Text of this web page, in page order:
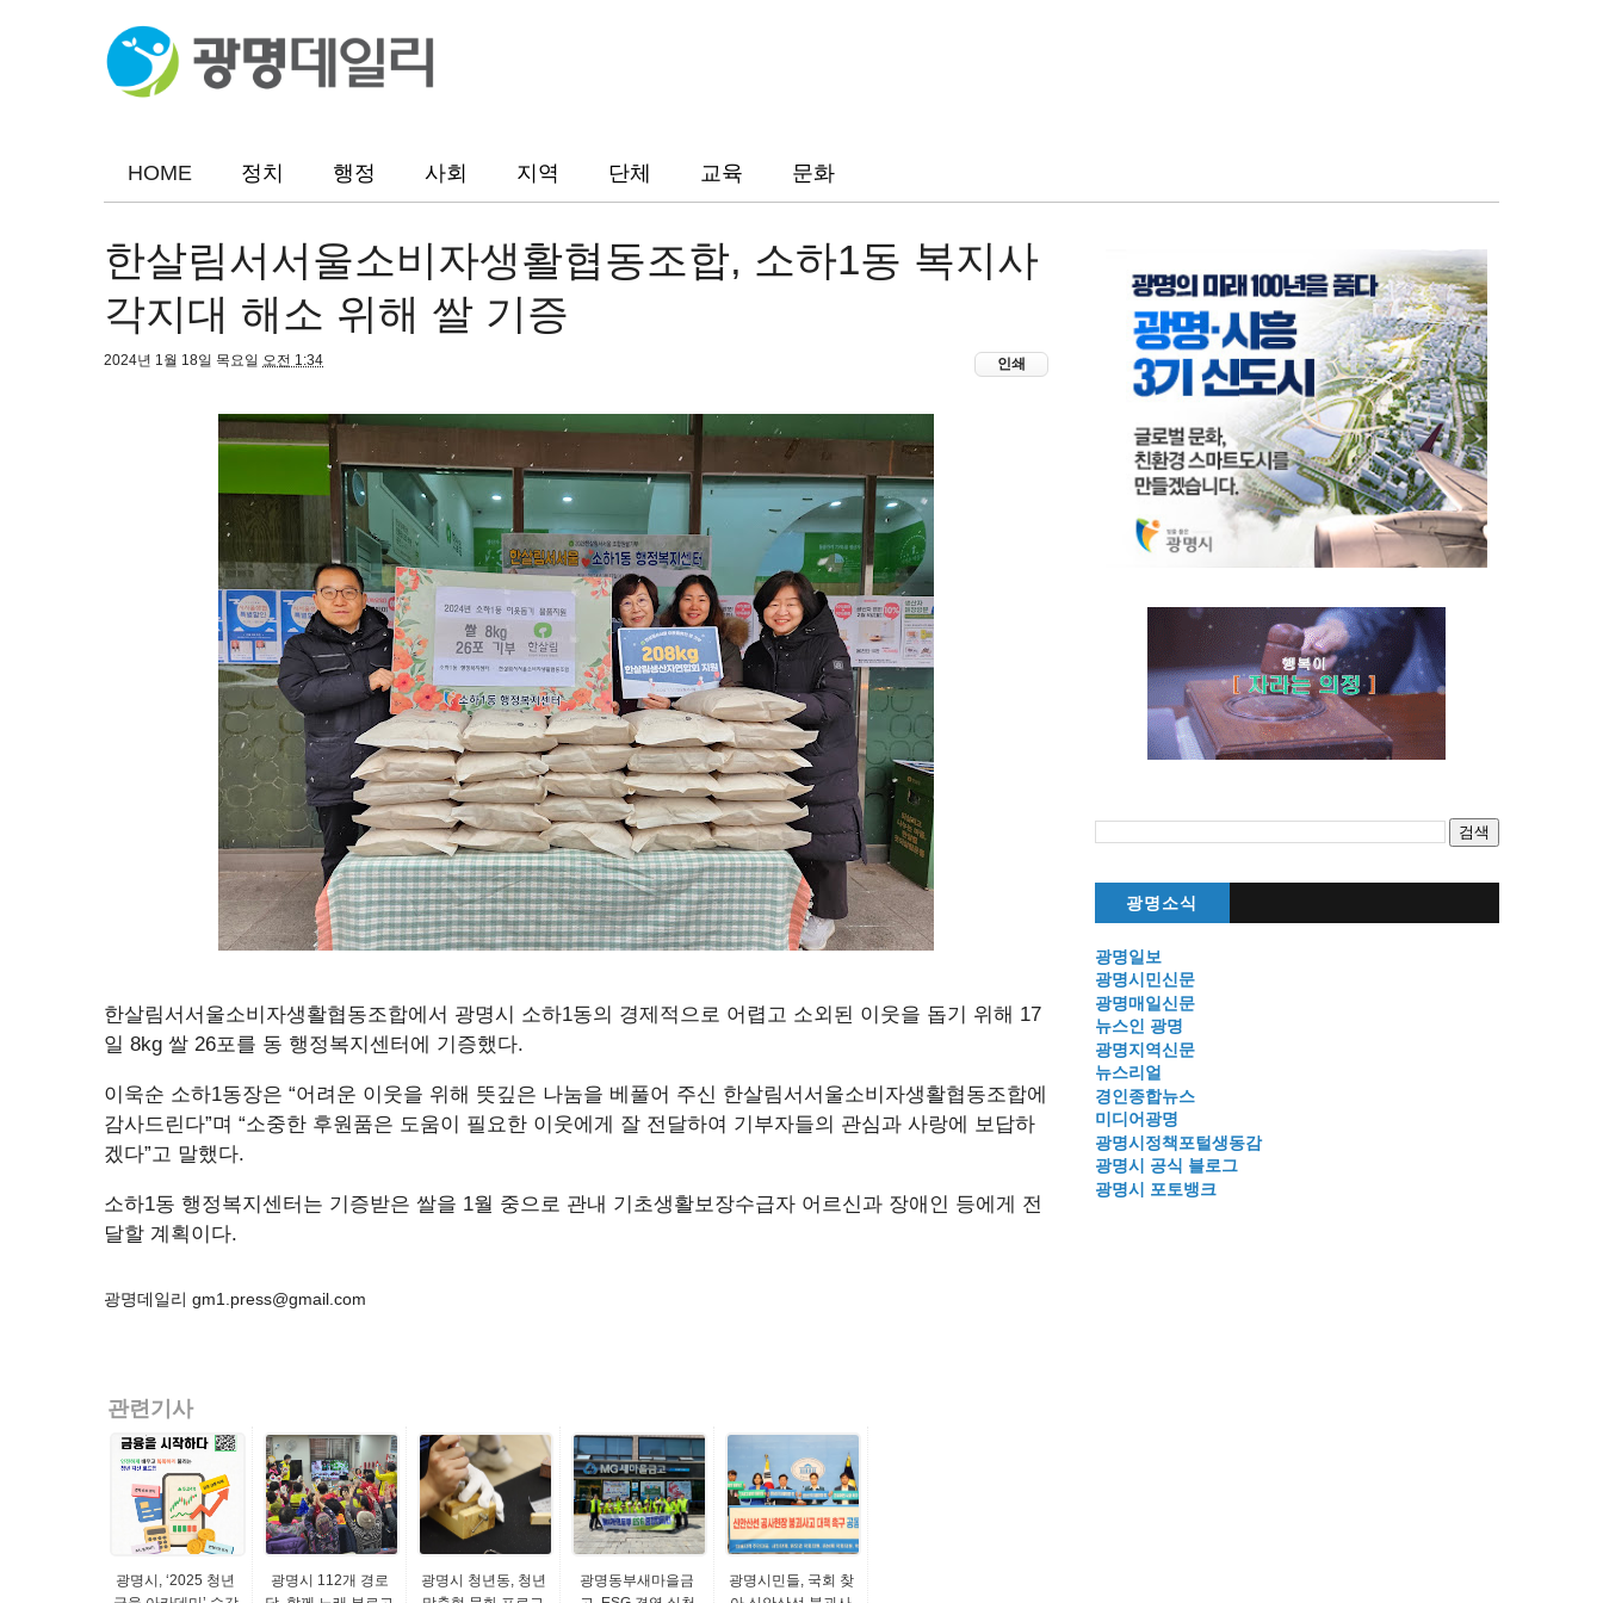
HOME 정치 행정 사회 지역 단체 교육 문화
한살림서서울소비자생활협동조합, 소하1동 복지사
각지대 해소 위해 쌀 기증
2024년 1월 18일 목요일 오전 1:34 인쇄
한살림서서울소비자생활협동조합에서 광명시 소하1동의 경제적으로 어렵고 소외된 이웃을 돕기 위해 17
일 8kg 쌀 26포를 동 행정복지센터에 기증했다.
이욱순 소하1동장은 “어려운 이웃을 위해 뜻깊은 나눔을 베풀어 주신 한살림서서울소비자생활협동조합에
감사드린다”며 “소중한 후원품은 도움이 필요한 이웃에게 잘 전달하여 기부자들의 관심과 사랑에 보답하
겠다”고 말했다.
소하1동 행정복지센터는 기증받은 쌀을 1월 중으로 관내 기초생활보장수급자 어르신과 장애인 등에게 전
달할 계획이다.
광명데일리 gm1.press@gmail.com
관련기사
광명시, ‘2025 청년
광명시 112개 경로
광명시 청년동, 청년
광명동부새마을금
광명시민들, 국회 찾
광명소식
광명일보
광명시민신문
광명매일신문
뉴스인 광명
광명지역신문
뉴스리얼
경인종합뉴스
미디어광명
광명시정책포털생동감
광명시 공식 블로그
광명시 포토뱅크